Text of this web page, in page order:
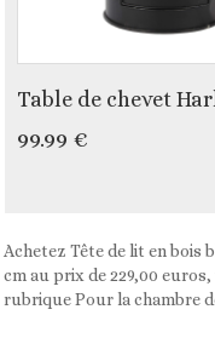
Table de chevet
99.99 €
Achetez Tête de lit en bois
cm au prix de 229,00
rubrique Pour la chambre